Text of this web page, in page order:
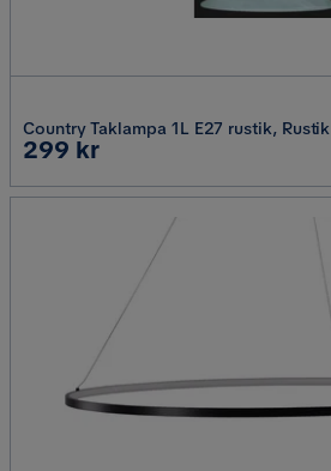
Country Taklampa 1L E27 rustik, Rustik
Pris
299 kr